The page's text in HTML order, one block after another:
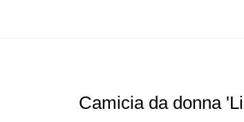
Camicia da donna